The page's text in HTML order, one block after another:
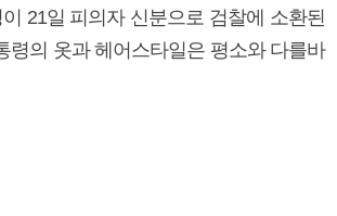
21일 피의자 신분으로 검찰에 소환된
령의 옷과 헤어스타일은 평소와 다를바